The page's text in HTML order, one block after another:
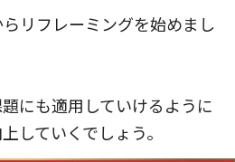
リフレーミングを始めまし
にも適用していけるように
していくでしょう。